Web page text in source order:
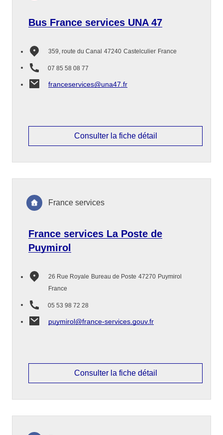
Bus France services UNA 47
359, route du Canal 47240 Castelculier France
07 85 58 08 77
franceservices@una47.fr
Consulter la fiche détail
France services La Poste de
Puymirol
26 Rue Royale Bureau de Poste 47270 Puymirol
France
05 53 98 72 28
puymirol@france-services.gouv.fr
France services
Consulter la fiche détail